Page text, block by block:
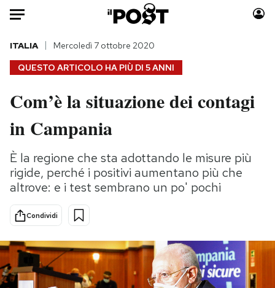
Auto
HOME
Italia
Politica
Tecnologia
Internet
Scienza
Cultura
Economia
Sport
Moda
Storie/Idee
Ok Boomer!
Media
Mondiali calcio 2026
QUESTO ARTICOLO HA PIÙ DI 5 ANNI
ITALIA Mercoledì 7 ottobre 2020
Com’è la situazione dei contagi
in Campania
È la regione che sta adottando le misure più
rigide, perché i positivi aumentano più che
altrove: e i test sembrano un po' pochi
Condividi